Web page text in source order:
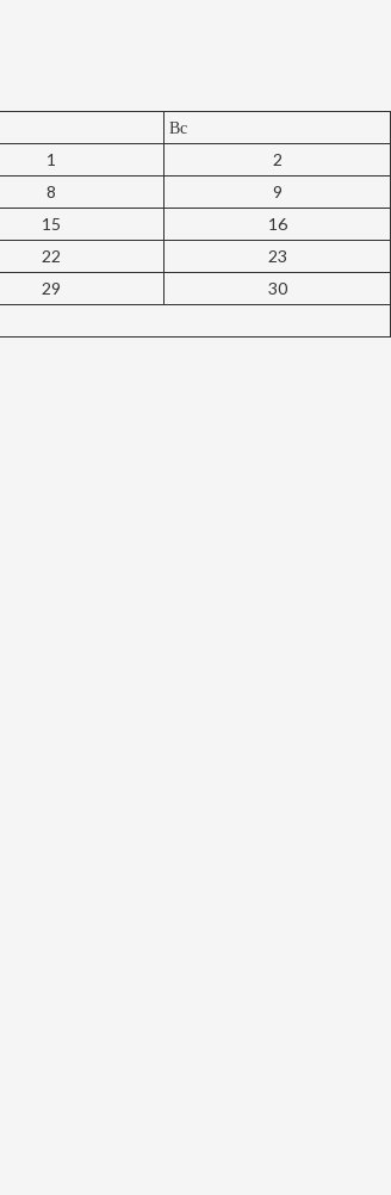
Вс
1
2
8
9
15
16
22
23
29
30